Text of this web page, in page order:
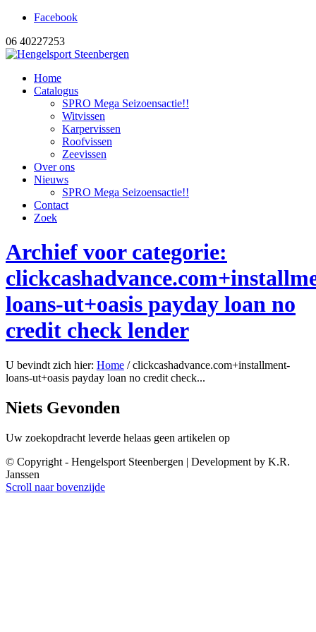
Facebook
06 40227253
Home
Catalogus
SPRO Mega Seizoensactie!!
Witvissen
Karpervissen
Roofvissen
Zeevissen
Over ons
Nieuws
SPRO Mega Seizoensactie!!
Contact
Zoek
Archief voor categorie:
loans-ut+oasis payday loan no
credit check lender
U bevindt zich hier: Home / clickcashadvance.com+installment-
loans-ut+oasis payday loan no credit check...
Niets Gevonden
Uw zoekopdracht leverde helaas geen artikelen op
© Copyright - Hengelsport Steenbergen | Development by K.R.
Janssen
Scroll naar bovenzijde